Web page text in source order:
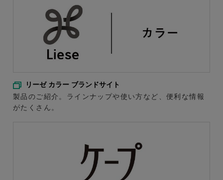
リーゼ カラー ブランドサイト
製品のご紹介。ラインナップや使い方など、便利な情報
がたくさん。